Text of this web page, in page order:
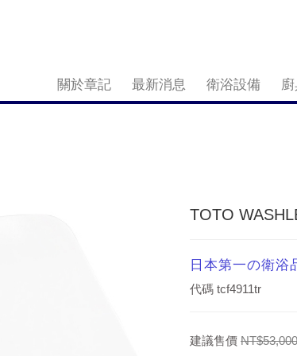
關於章記 最新消息 衛浴設備
TOTO
日本第一の衛浴
代碼 tcf4911tr
建議售價 NT$53,000